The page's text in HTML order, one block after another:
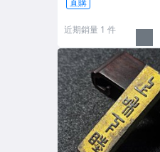
直購
近期銷量 1 件